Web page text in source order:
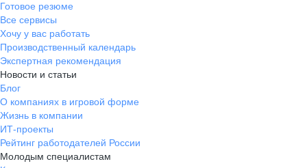
Готовое резюме
Все сервисы
Хочу у вас работать
Производственный календарь
Экспертная рекомендация
Новости и статьи
Блог
О компаниях в игровой форме
Жизнь в компании
ИТ-проекты
Рейтинг работодателей России
Молодым специалистам